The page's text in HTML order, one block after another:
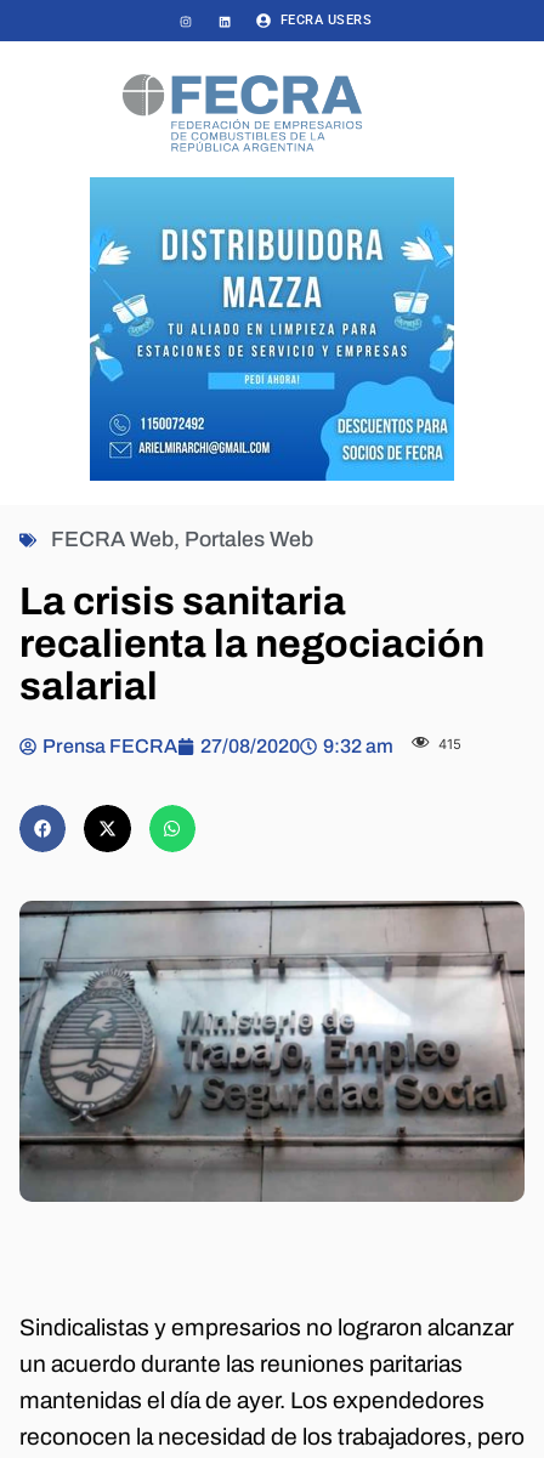
FECRA USERS
FECRA Web, Portales Web
La crisis sanitaria
recalienta la negociación
salarial
Prensa FECRA 27/08/2020 9:32 am 415
Sindicalistas y empresarios no lograron alcanzar
un acuerdo durante las reuniones paritarias
mantenidas el día de ayer. Los expendedores
reconocen la necesidad de los trabajadores, pero